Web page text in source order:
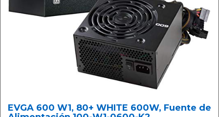
EVGA 600 W1, 80+ WHITE 600W, Fuente de